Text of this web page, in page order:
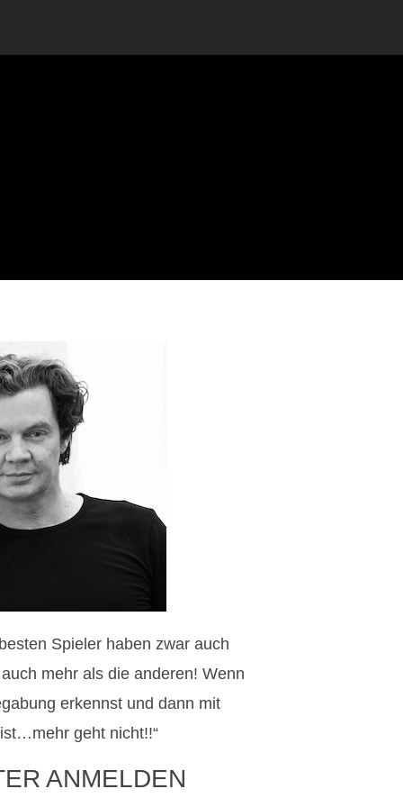
Spieler haben zwar auch
mehr als die anderen! Wenn
erkennst und dann mit
geht nicht!!“
ANMELDEN